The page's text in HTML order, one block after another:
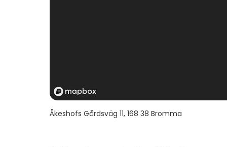
Åkeshofs Gårdsväg 11, 168 38 Bromma